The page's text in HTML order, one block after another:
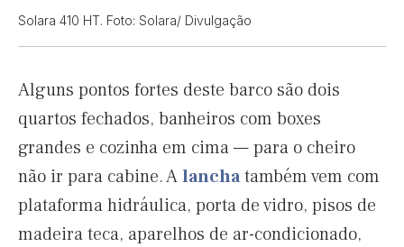
Solara 410 HT. Foto: Solara/ Divulgação
Alguns pontos fortes deste barco são dois
quartos fechados, banheiros com boxes
grandes e cozinha em cima — para o cheiro
não ir para cabine. Alanchatambém vem com
plataforma hidráulica, porta de vidro, pisos de
madeira teca, aparelhos de ar-condicionado,